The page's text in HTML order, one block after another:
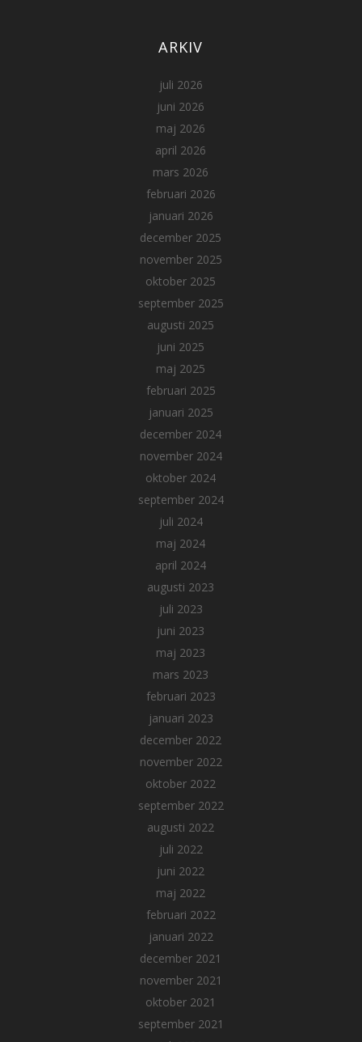
ARKIV
juli 2026
juni 2026
maj 2026
april 2026
mars 2026
februari 2026
januari 2026
december 2025
november 2025
oktober 2025
september 2025
augusti 2025
juni 2025
maj 2025
februari 2025
januari 2025
december 2024
november 2024
oktober 2024
september 2024
juli 2024
maj 2024
april 2024
augusti 2023
juli 2023
juni 2023
maj 2023
mars 2023
februari 2023
januari 2023
december 2022
november 2022
oktober 2022
september 2022
augusti 2022
juli 2022
juni 2022
maj 2022
februari 2022
januari 2022
december 2021
november 2021
oktober 2021
september 2021